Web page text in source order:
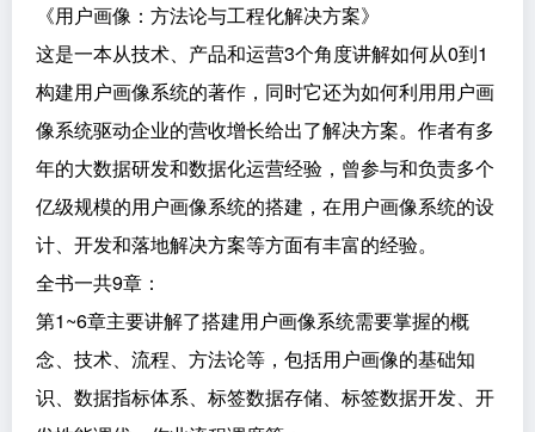
《用户画像：方法论与工程化解决方案》
这是一本从技术、产品和运营3个角度讲解如何从0到1
构建用户画像系统的著作，同时它还为如何利用用户画
像系统驱动企业的营收增长给出了解决方案。作者有多
年的大数据研发和数据化运营经验，曾参与和负责多个
亿级规模的用户画像系统的搭建，在用户画像系统的设
计、开发和落地解决方案等方面有丰富的经验。
全书一共9章：
第1~6章主要讲解了搭建用户画像系统需要掌握的概
念、技术、流程、方法论等，包括用户画像的基础知
识、数据指标体系、标签数据存储、标签数据开发、开